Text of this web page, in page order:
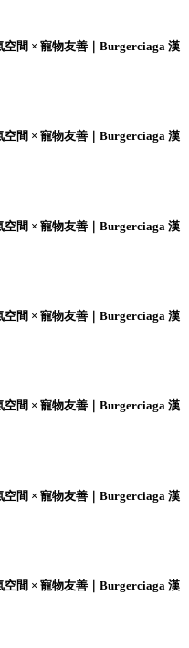
空間 × 寵物友善｜Burgerciaga 漢
空間 × 寵物友善｜Burgerciaga 漢
空間 × 寵物友善｜Burgerciaga 漢
空間 × 寵物友善｜Burgerciaga 漢
空間 × 寵物友善｜Burgerciaga 漢
空間 × 寵物友善｜Burgerciaga 漢
空間 × 寵物友善｜Burgerciaga 漢